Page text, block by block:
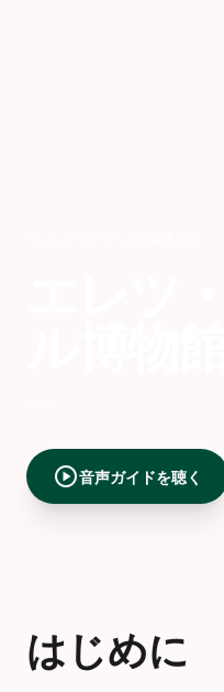
play_circle音声ガイドを聴く
はじめに